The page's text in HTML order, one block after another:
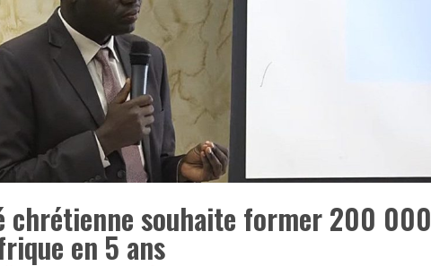
chrétienne souhaite former 200 000
en 5 ans